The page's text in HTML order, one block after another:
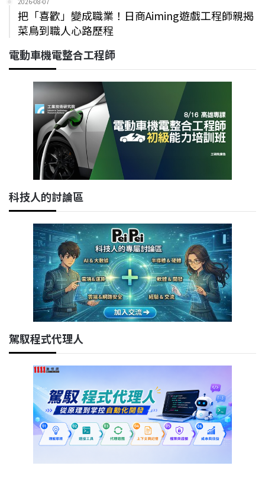
把「喜歡」變成職業！日商Aiming遊戲工程師親揭
菜鳥到職人心路歷程
電動車機電整合工程師
科技人的討論區
駕馭程式代理人